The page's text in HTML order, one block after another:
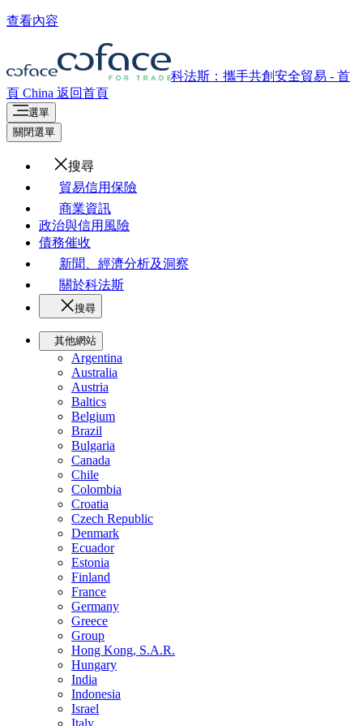
查看內容
科法斯：攜手共創安全貿易 - 首
頁 China 返回首頁
選單
關閉選單
搜尋
貿易信用保險
商業資訊
政治與信用風險
債務催收
新聞、經濟分析及洞察
關於科法斯
搜尋
其他網站
Argentina
Australia
Austria
Baltics
Belgium
Brazil
Bulgaria
Canada
Chile
Colombia
Croatia
Czech Republic
Denmark
Ecuador
Estonia
Finland
France
Germany
Greece
Group
Hong Kong, S.A.R.
Hungary
India
Indonesia
Israel
Italy